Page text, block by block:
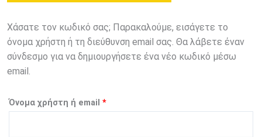
Χάσατε τον κωδικό σας; Παρακαλούμε, εισάγετε το
όνομα χρήστη ή τη διεύθυνση email σας. Θα λάβετε έναν
σύνδεσμο για να δημιουργήσετε ένα νέο κωδικό μέσω
email.
Όνομα χρήστη ή email *